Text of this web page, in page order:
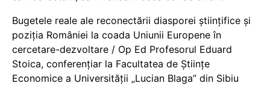
Bugetele reale ale reconectării diasporei științifice și
poziția României la coada Uniunii Europene în
cercetare-dezvoltare / Op Ed Profesorul Eduard
Stoica, conferențiar la Facultatea de Științe
Economice a Universității „Lucian Blaga” din Sibiu